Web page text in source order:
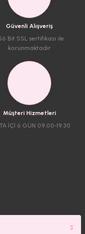
Güvenli Alışveriş
Bit SSL sertifikası ile
korunmaktadır
Müşteri Hizmetleri
İÇİ 6 GÜN 09.00-19.30